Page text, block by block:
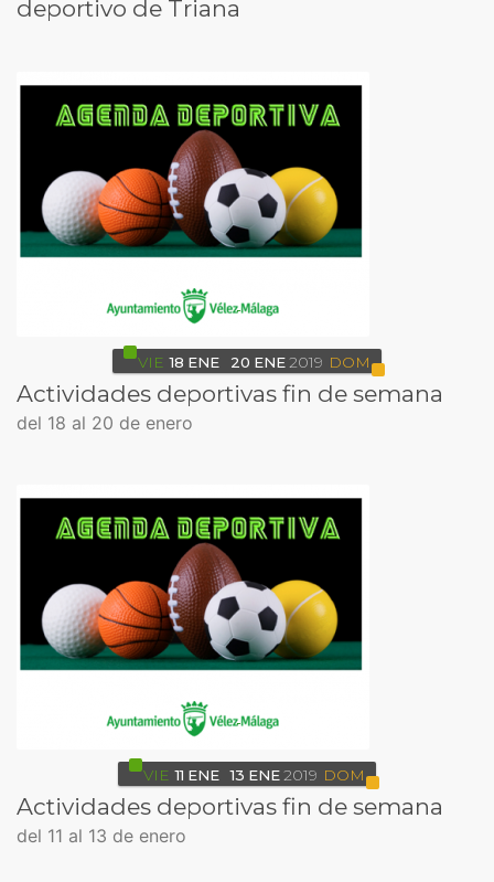
deportivo de Triana
VIE 18 ENE 20 ENE2019 DOM
Actividades deportivas fin de semana
del 18 al 20 de enero
VIE 11 ENE 13 ENE2019 DOM
Actividades deportivas fin de semana
del 11 al 13 de enero